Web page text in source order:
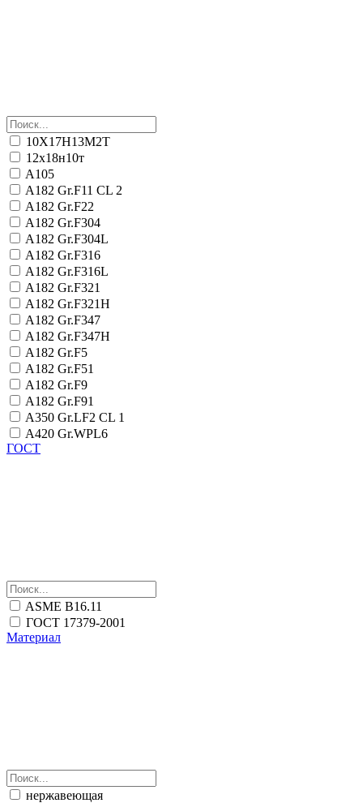
10Х17Н13М2Т
12х18н10т
A105
A182 Gr.F11 CL 2
A182 Gr.F22
A182 Gr.F304
A182 Gr.F304L
A182 Gr.F316
A182 Gr.F316L
A182 Gr.F321
A182 Gr.F321H
A182 Gr.F347
A182 Gr.F347H
A182 Gr.F5
A182 Gr.F51
A182 Gr.F9
A182 Gr.F91
A350 Gr.LF2 CL 1
A420 Gr.WPL6
ГОСТ
ASME B16.11
ГОСТ 17379-2001
Материал
нержавеющая